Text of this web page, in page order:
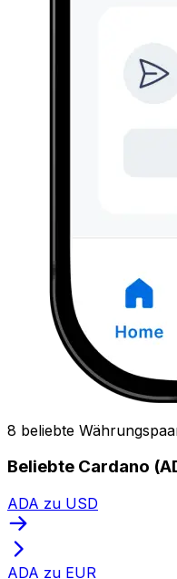
8 beliebte
Beliebte Cardano
ADA zu USD
ADA zu EUR